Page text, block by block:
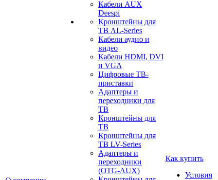
Кабели AUX
Deespi
Кронштейны для
ТВ AL-Series
Кабели аудио и
видео
Кабели HDMI, DVI
и VGA
Цифровые ТВ-
приставки
Адаптеры и
переходники для
ТВ
Кронштейны для
ТВ
Кронштейны для
ТВ LV-Series
Адаптеры и
переходники
(OTG-AUX)
Как купить
Условия